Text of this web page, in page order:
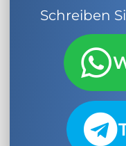
Schreiben